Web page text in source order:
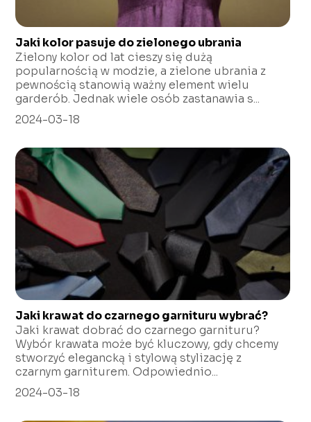
Jaki kolor pasuje do zielonego ubrania
Zielony kolor od lat cieszy się dużą
popularnością w modzie, a zielone ubrania z
pewnością stanowią ważny element wielu
garderób. Jednak wiele osób zastanawia s...
2024-03-18
Jaki krawat do czarnego garnituru wybrać?
Jaki krawat dobrać do czarnego garnituru?
Wybór krawata może być kluczowy, gdy chcemy
stworzyć elegancką i stylową stylizację z
czarnym garniturem. Odpowiednio...
2024-03-18